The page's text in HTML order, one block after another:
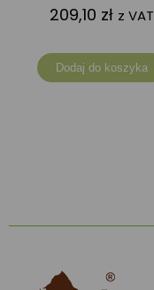
209,10 zł z VAT
Dodaj do koszyka